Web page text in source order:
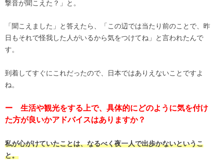
撃音が聞こえた？」と。
「聞こえました」と答えたら、「この辺では当たり前のことで、昨
日もそれで怪我した人がいるから気をつけてね」と言われたんで
す。
到着してすぐにこれだったので、日本ではありえないことですよ
ね。
ー 生活や観光をする上で、具体的にどのように気を付け
た方が良いかアドバイスはありますか？
私が心がけていたことは、なるべく夜一人で出歩かないというこ
と。